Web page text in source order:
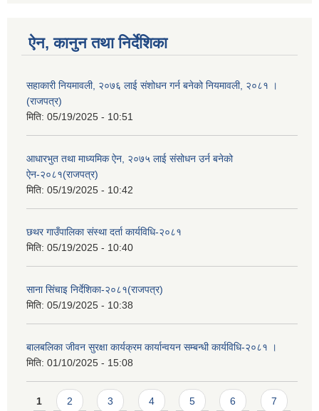
ऐन, कानुन तथा निर्देशिका
सहाकारी नियमावली, २०७६ लाई संशोधन गर्न बनेको नियमावली, २०८१ ।
(राजपत्र)
मिति: 05/19/2025 - 10:51
आधारभुत तथा माध्यमिक ऐन, २०७५ लाई संसोधन उर्न बनेको
ऐन-२०८१(राजपत्र)
मिति: 05/19/2025 - 10:42
छथर गाउँपालिका संस्था दर्ता कार्यविधि-२०८१
मिति: 05/19/2025 - 10:40
साना सिंचाइ निर्देशिका-२०८१(राजपत्र)
मिति: 05/19/2025 - 10:38
बालबलिका जीवन सुरक्षा कार्यक्रम कार्यान्वयन सम्बन्धी कार्यविधि-२०८१ ।
मिति: 01/10/2025 - 15:08
Pages
1 2 3 4 5 6 7